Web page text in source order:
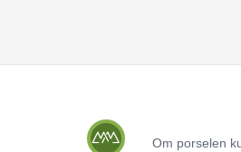
Om porselen